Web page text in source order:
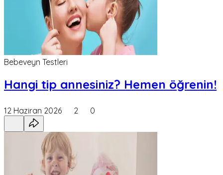
Bebeveyn Testleri
Hangi tip annesiniz? Hemen öğrenin!
12 Haziran 2026 2 0